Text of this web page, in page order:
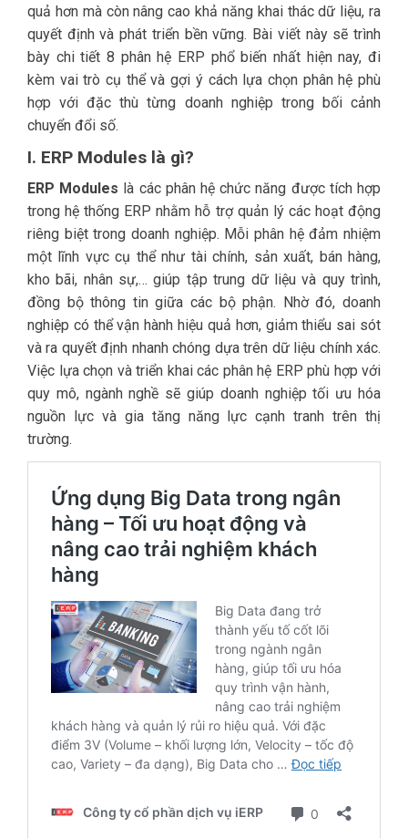
quả hơn mà còn nâng cao khả năng khai thác dữ liệu, ra
quyết định và phát triển bền vững. Bài viết này sẽ trình
bày chi tiết 8 phân hệ ERP phổ biến nhất hiện nay, đi
kèm vai trò cụ thể và gợi ý cách lựa chọn phân hệ phù
hợp với đặc thù từng doanh nghiệp trong bối cảnh
chuyển đổi số.
I. ERP Modules là gì?
ERP Modules là các phân hệ chức năng được tích hợp
trong hệ thống ERP nhằm hỗ trợ quản lý các hoạt động
riêng biệt trong doanh nghiệp. Mỗi phân hệ đảm nhiệm
một lĩnh vực cụ thể như tài chính, sản xuất, bán hàng,
kho bãi, nhân sự,… giúp tập trung dữ liệu và quy trình,
đồng bộ thông tin giữa các bộ phận. Nhờ đó, doanh
nghiệp có thể vận hành hiệu quả hơn, giảm thiểu sai sót
và ra quyết định nhanh chóng dựa trên dữ liệu chính xác.
Việc lựa chọn và triển khai các phân hệ ERP phù hợp với
quy mô, ngành nghề sẽ giúp doanh nghiệp tối ưu hóa
nguồn lực và gia tăng năng lực cạnh tranh trên thị
trường.